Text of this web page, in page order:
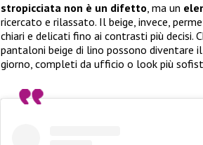
stropicciata non è un difetto, ma un
ricercato e rilassato. Il beige, invece,
chiari e delicati fino ai contrasti più decisi.
pantaloni beige di lino possono diventare
giorno, completi da ufficio o look più